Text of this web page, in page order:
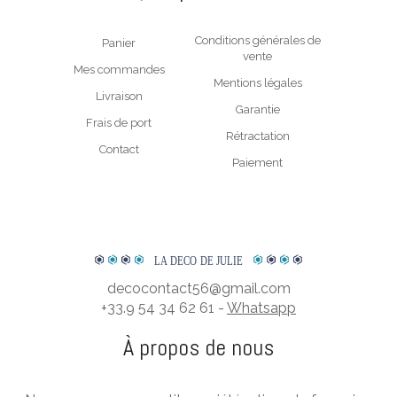
renseignements, n’hésitez pas à nous contacter. Laure saura
répondre à toutes vos questions.
*Plexiglass est une marque commerciale. Le terme exact pour cette
matière est PMMA abréviation de polyméthacrylate de méthyle.
REGARDER NOTRE VIDÉO DE
Panier
Mes commandes
Livraison
Frais de port
Contact
Conditions générales de
vente
Mentions légales
Garantie
Rétractation
Paiement
LA DECO DE JULIE
decocontact56@gmail.com
+33.9 54 34 62 61 - Whatsapp
À propos de nous